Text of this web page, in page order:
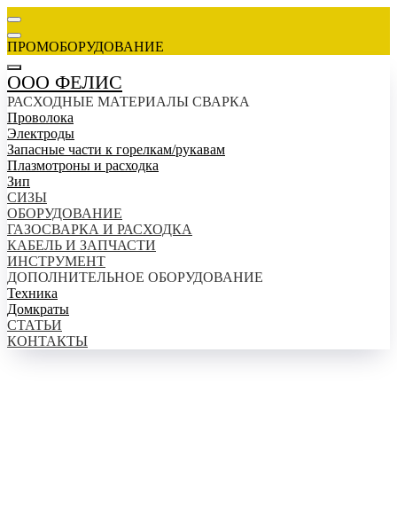
ПРОМОБОРУДОВАНИЕ
ООО ФЕЛИС
РАСХОДНЫЕ МАТЕРИАЛЫ СВАРКА
Проволока
Электроды
Запасные части к горелкам/рукавам
Плазмотроны и расходка
Зип
СИЗЫ
ОБОРУДОВАНИЕ
ГАЗОСВАРКА И РАСХОДКА
КАБЕЛЬ И ЗАПЧАСТИ
ИНСТРУМЕНТ
ДОПОЛНИТЕЛЬНОЕ ОБОРУДОВАНИЕ
Техника
Домкраты
СТАТЬИ
КОНТАКТЫ